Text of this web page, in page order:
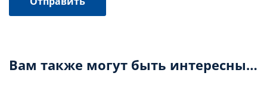
Вам также могут быть интересны…